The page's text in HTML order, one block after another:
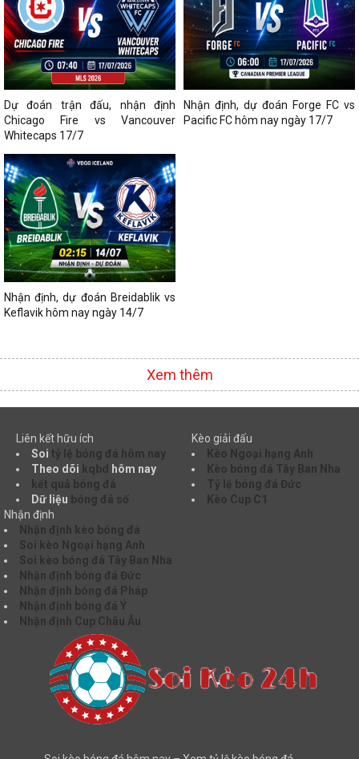
Dự đoán trận đấu, nhận định
Chicago Fire vs Vancouver
Whitecaps 17/7
Nhận định, dự đoán Forge FC vs
Pacific FC hôm nay ngày 17/7
Nhận định, dự đoán Breidablik vs
Keflavik hôm nay ngày 14/7
Xem thêm
Liên kết hữu ích
Soi tỷ lệ bóng đá hôm nay
Theo dõi kqbd hôm nay
kết quả bóng đá
Dữ liệu bóng đá số
Kèo giải đấu
Kèo Ngoại hạng Anh
Kèo bóng đá Tây Ban Nha
Tỷ lệ bóng đá Đức
Kèo Cup C1
Nhận định
Nhận định kèo bóng đá
Soi kèo Ngoại hạng Anh
Soi kèo bóng đá Tây Ban Nha
Nhận định bóng đá Đức
Nhận định bóng đá Pháp
Nhận định bóng đá Ý
Nhận định Cup Châu Âu